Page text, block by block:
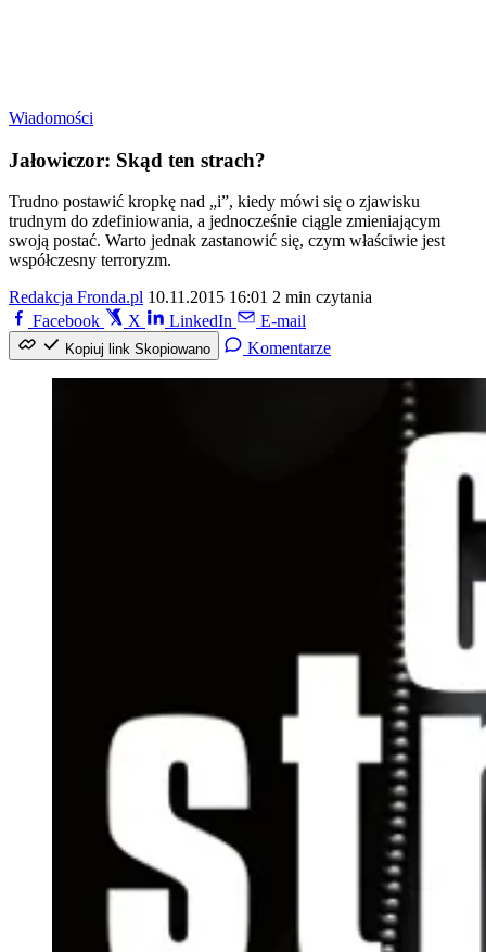
Wiadomości
Jałowiczor: Skąd ten strach?
Trudno postawić kropkę nad „i”, kiedy mówi się o zjawisku
trudnym do zdefiniowania, a jednocześnie ciągle zmieniającym
swoją postać. Warto jednak zastanowić się, czym właściwie jest
współczesny terroryzm.
Redakcja Fronda.pl 10.11.2015 16:01 2 min czytania
Facebook
X LinkedIn E-mail
Kopiuj link Skopiowano Komentarze